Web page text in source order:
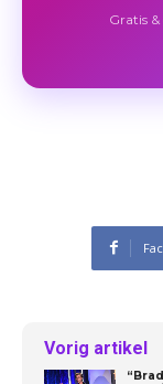
Gratis
Vorig artikel